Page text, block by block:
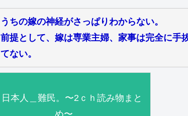
うちの嫁の神経がさっぱりわからない。
前提として、嫁は専業主婦、家事は完全に手
てない。